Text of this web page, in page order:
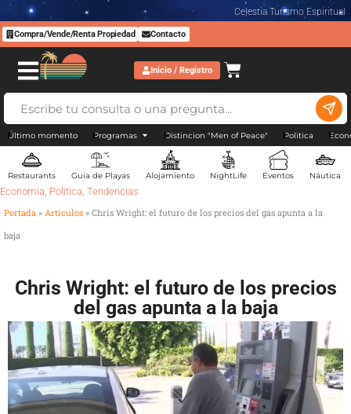
Celestia Turismo Espiritual
Compra/Vende/Renta Propiedad Contacto
Inicio / Registro
Último momento Programas Distincion "Men of Peace" Politica
Restaurants Guía de Playas Alojamiento NightLife Eventos Náutica
Economia, Politica, Tendencias
Portada » Artículos » Chris Wright: el futuro de los precios del gas apunta a la
baja
Chris Wright: el futuro de los precios
del gas apunta a la baja